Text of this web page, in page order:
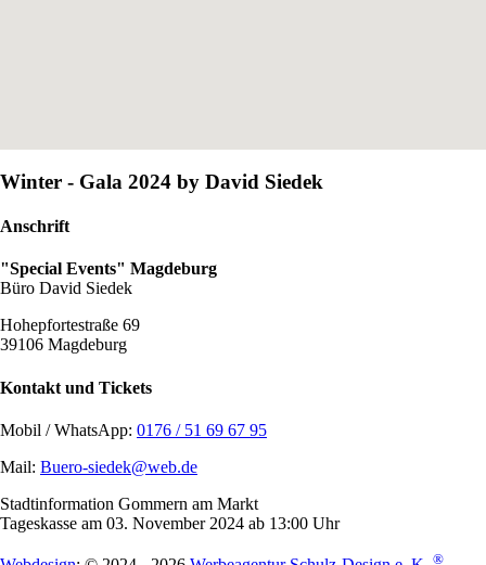
Winter - Gala 2024 by David Siedek
Anschrift
"Special Events" Magdeburg
Büro David Siedek
Hohepfortestraße 69
39106 Magdeburg
Kontakt und Tickets
Mobil / WhatsApp: 0176 / 51 69 67 95
Mail: Buero-siedek@web.de
Stadtinformation Gommern am Markt
Tageskasse am 03. November 2024 ab 13:00 Uhr
®